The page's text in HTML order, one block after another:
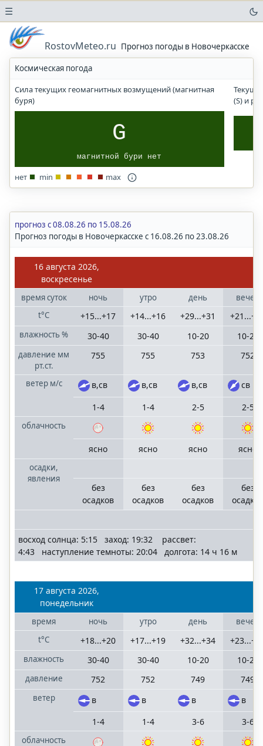
RostovMeteo.ru Прогноз погоды в Новочеркасске
☰
Космическая погода
Сила текущих геомагнитных возмущений (магнитная
буря)
G
магнитной бури нет
(S) и
нет min max
прогноз с 08.08.26 по 15.08.26
Прогноз погоды в Новочеркасске с 16.08.26 по 23.08.26
16 августа 2026,
воскресенье
времясуток
t°C
влажность%
давление мм
рт.ст.
ветер м/с
облачность
осадки,
явления
ночь
+15...+17
30-40
755
в,св
1-4
ясно
без
осадков
утро
+14...+16
30-40
755
в,св
1-4
ясно
без
осадков
день
+29...+31
10-20
753
в,св
2-5
ясно
без
осадков
вечер
10-20
752
св
2-5
ясно
без
восход солнца: 5:15 заход: 19:32 рассвет:
4:43 наступление темноты: 20:04 долгота: 14 ч 16 м
17 августа 2026,
понедельник
время
t°C
влажность
давление
ветер
облачность
ночь
+18...+20
30-40
752
в
1-4
утро
+17...+19
30-40
752
в
1-4
день
+32...+34
10-20
749
в
3-6
вечер
10-20
749
в
3-6
Погода
в
Прогноз
УФ-
индекса
населенных
пунктах
Волгоград
Волгоградская
область
Казань
Татарстан
Краснодар
Краснодарский
край
Москва
Московская
Нижний
Новгород
Ростовская
область
Санкт-
Петербург
Ленинградская
населенные
пункты
Большого Сочи
"RostovMeteo.ru"
2025
mail
terrameteo.ru